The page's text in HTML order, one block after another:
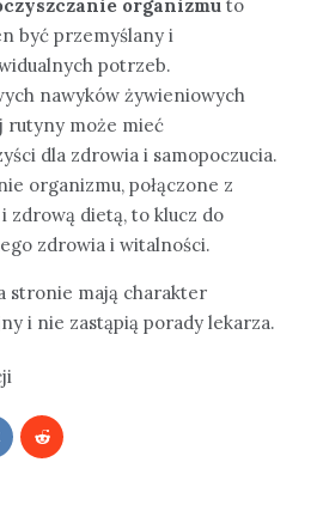
organizmu to
być przemyślany i
potrzeb.
nawyków żywieniowych
rutyny może mieć
dla zdrowia i samopoczucia.
organizmu, połączone z
zdrową dietą, to klucz do
zdrowia i witalności.
stronie mają charakter
i nie zastąpią porady lekarza.